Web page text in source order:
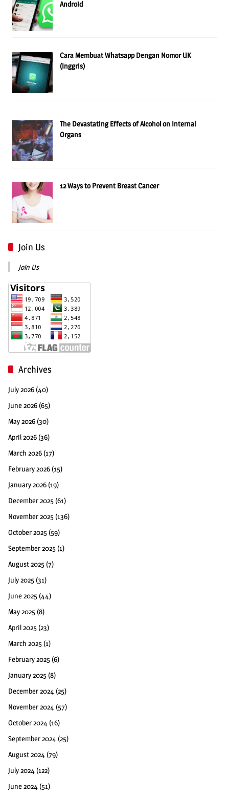
Android
Cara Membuat Whatsapp Dengan Nomor UK
(Inggris)
The Devastating Effects of Alcohol on Internal
Organs
12 Ways to Prevent Breast Cancer
Join Us
Join Us
Archives
July 2026 (40)
June 2026 (65)
May 2026 (30)
April 2026 (36)
March 2026 (17)
February 2026 (15)
January 2026 (19)
December 2025 (61)
November 2025 (136)
October 2025 (59)
September 2025 (1)
August 2025 (7)
July 2025 (31)
June 2025 (44)
May 2025 (8)
April 2025 (23)
March 2025 (1)
February 2025 (6)
January 2025 (8)
December 2024 (25)
November 2024 (57)
October 2024 (16)
September 2024 (25)
August 2024 (79)
July 2024 (122)
June 2024 (51)